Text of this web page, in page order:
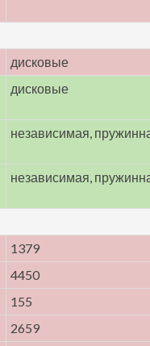
дисковые
дисковые
независимая,
независимая,
1379
4450
155
2659